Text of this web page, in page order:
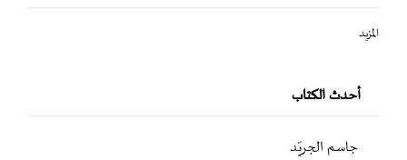
المزيد
أحدث الكتاب
جاسم الجريّد